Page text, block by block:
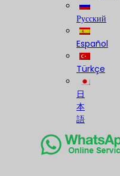
Русский
Español
Türkçe
日
本
語